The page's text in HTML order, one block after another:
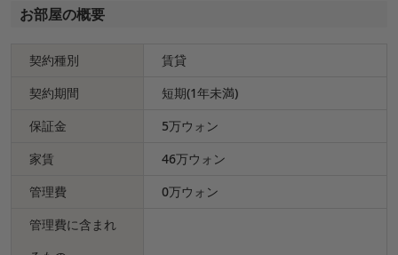
お部屋の概要
契約種別
賃貸
契約期間
短期(1年未満)
保証金
5万ウォン
家賃
46万ウォン
管理費
0万ウォン
管理費に含まれ